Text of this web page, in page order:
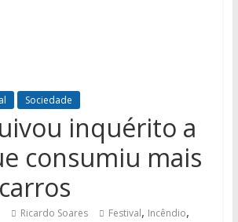
Sociedade
inquérito a
consumiu mais
Ricardo Soares Festival, Incêndio,